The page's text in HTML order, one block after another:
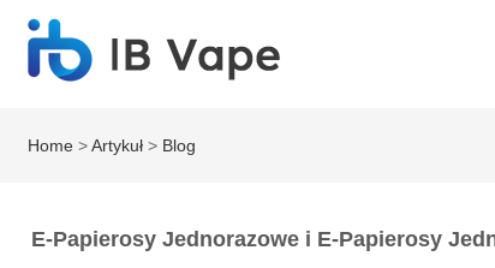
Home >Artykuł > Blog
E-Papierosy Jednorazowe i E-Papierosy